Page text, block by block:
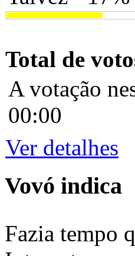
Total de
A votação
00:00
Ver detalhes
Vovó indica
Fazia tempo